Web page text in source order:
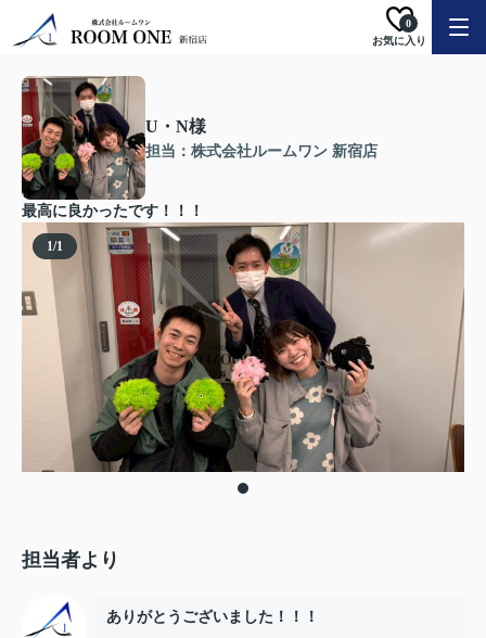
お気に入り
0
U・N様
担当：株式会社ルームワン 新宿店
最高に良かったです！！！
1/1
担当者より
ありがとうございました！！！